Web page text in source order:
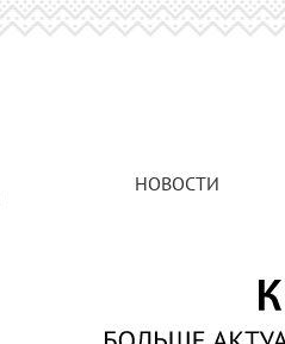
НОВОСТИ